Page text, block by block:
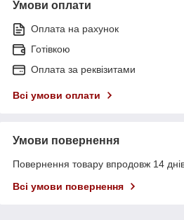
Умови оплати
Оплата на рахунок
Готівкою
Оплата за реквізитами
Всі умови оплати
Умови повернення
Повернення товару впродовж 14
Всі умови повернення